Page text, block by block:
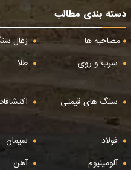
دسته بندی مطالب
مصاحبه ها
زغال
سرب و روی
طلا
سنگ های قیمتی
فولاد
سیمان
آلومینیوم
آهن